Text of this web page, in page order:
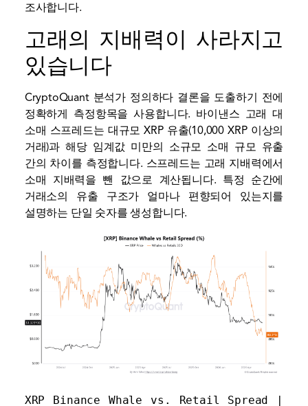
조사합니다.
고래의 지배력이 사라지고
있습니다
CryptoQuant 분석가 정의하다 결론을 도출하기 전에
정확하게 측정항목을 사용합니다. 바이낸스 고래 대
소매 스프레드는 대규모 XRP 유출(10,000 XRP 이상의
거래)과 해당 임계값 미만의 소규모 소매 규모 유출
간의 차이를 측정합니다. 스프레드는 고래 지배력에서
소매 지배력을 뺀 값으로 계산됩니다. 특정 순간에
거래소의 유출 구조가 얼마나 편향되어 있는지를
설명하는 단일 숫자를 생성합니다.
XRP Binance Whale vs. Retail Spread |